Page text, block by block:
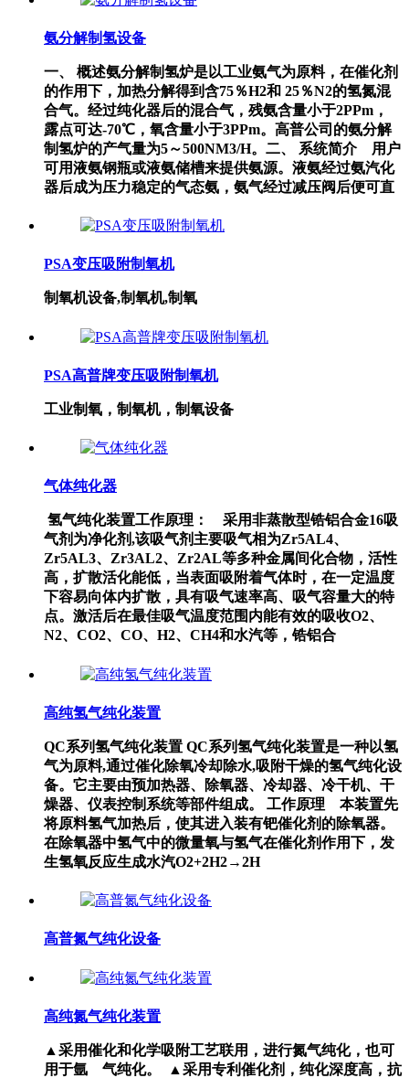
氨分解制氢设备
一、 概述氨分解制氢炉是以工业氨气为原料，在催化剂
的作用下，加热分解得到含75％H2和 25％N2的氢氮混
合气。经过纯化器后的混合气，残氨含量小于2PPm，
露点可达-70℃，氧含量小于3PPm。高普公司的氨分解
制氢炉的产气量为5～500NM3/H。二、 系统简介 用户
可用液氨钢瓶或液氨储槽来提供氨源。液氨经过氨汽化
器后成为压力稳定的气态氨，氨气经过减压阀后便可直
PSA变压吸附制氧机
制氧机设备,制氧机,制氧
PSA高普牌变压吸附制氧机
工业制氧，制氧机，制氧设备
气体纯化器
氢气纯化装置工作原理： 采用非蒸散型锆铝合金16吸
气剂为净化剂,该吸气剂主要吸气相为Zr5AL4、
Zr5AL3、Zr3AL2、Zr2AL等多种金属间化合物，活性
高，扩散活化能低，当表面吸附着气体时，在一定温度
下容易向体内扩散，具有吸气速率高、吸气容量大的特
点。激活后在最佳吸气温度范围内能有效的吸收O2、
N2、CO2、CO、H2、CH4和水汽等，锆铝合
高纯氢气纯化装置
QC系列氢气纯化装置 QC系列氢气纯化装置是一种以氢
气为原料,通过催化除氧冷却除水,吸附干燥的氢气纯化设
备。它主要由预加热器、除氧器、冷却器、冷干机、干
燥器、仪表控制系统等部件组成。 工作原理 本装置先
将原料氢气加热后，使其进入装有钯催化剂的除氧器。
在除氧器中氢气中的微量氧与氢气在催化剂作用下，发
生氢氧反应生成水汽O2+2H2→2H
高普氮气纯化设备
高纯氮气纯化装置
▲采用催化和化学吸附工艺联用，进行氮气纯化，也可
用于氩 气纯化。 ▲采用专利催化剂，纯化深度高，抗